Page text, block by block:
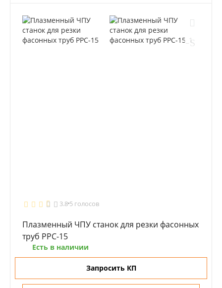
3.8 5 голосов
Плазменный ЧПУ станок для резки фасонных
труб PPC-15
Есть в наличии
Запросить КП